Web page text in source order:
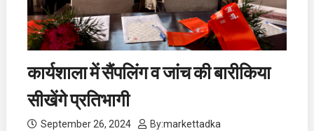
कार्यशाला में सैंपलिंग व जांच की बारीकिया
सीखेंगे प्रतिभागी
September 26, 2024 By:markettadka